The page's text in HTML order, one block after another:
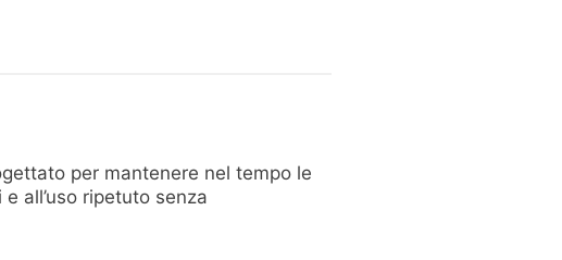
per mantenere nel tempo le
all’uso ripetuto senza